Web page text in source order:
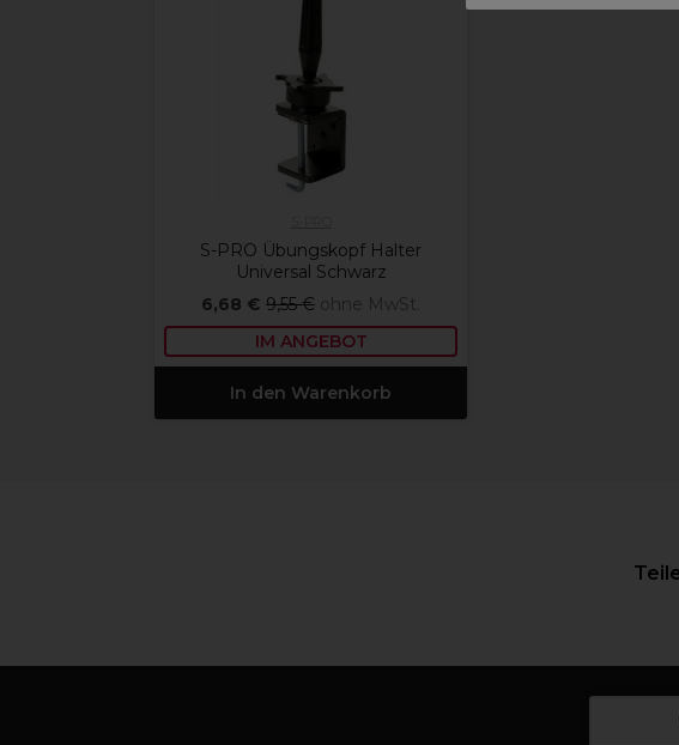
S-PRO Übungskopf Halter
Universal Schwarz
6,68 € 9,55 € ohne MwSt.
IM ANGEBOT
In den Warenkorb